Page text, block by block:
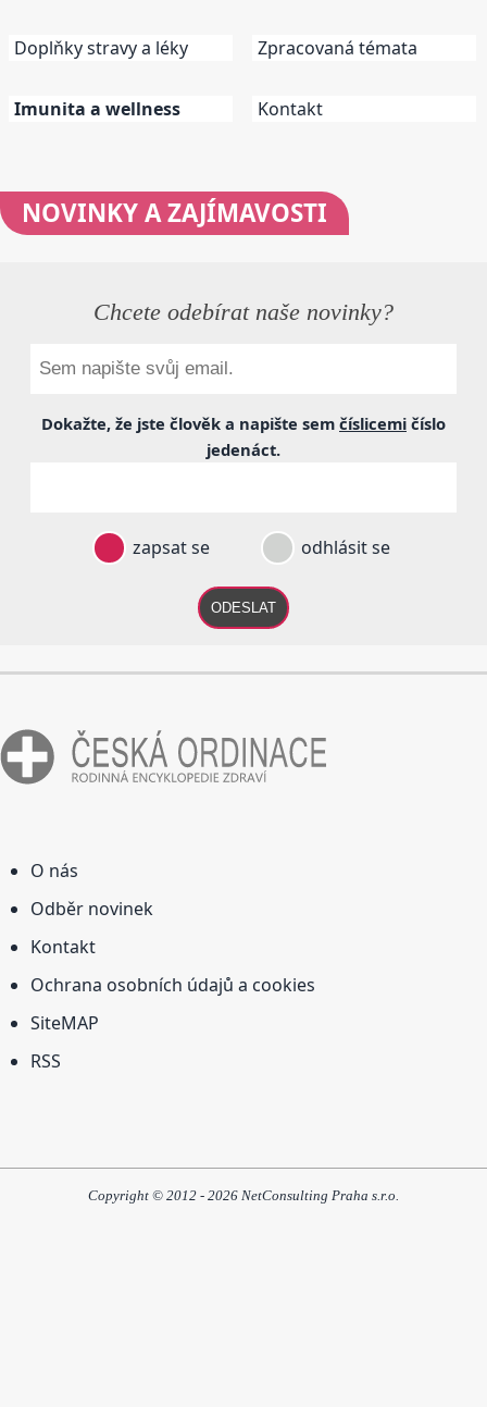
Doplňky stravy a léky
Imunita a wellness
Zpracovaná témata
Kontakt
NOVINKYA ZAJÍMAVOSTI
Chcete odebírat naše novinky?
Dokažte, že jste člověk a napište sem číslicemi číslo
jedenáct.
zapsat se odhlásit se
ODESLAT
O nás
Odběr novinek
Kontakt
Ochrana osobních údajů a cookies
SiteMAP
RSS
Copyright © 2012 - 2026 NetConsulting Praha s.r.o.